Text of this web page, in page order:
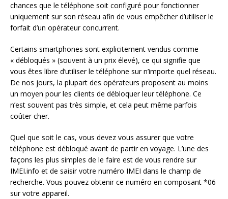
chances que le téléphone soit configuré pour fonctionner
uniquement sur son réseau afin de vous empêcher d’utiliser le
forfait d’un opérateur concurrent.
Certains smartphones sont explicitement vendus comme
« débloqués » (souvent à un prix élevé), ce qui signifie que
vous êtes libre d’utiliser le téléphone sur n’importe quel réseau.
De nos jours, la plupart des opérateurs proposent au moins
un moyen pour les clients de débloquer leur téléphone. Ce
n’est souvent pas très simple, et cela peut même parfois
coûter cher.
Quel que soit le cas, vous devez vous assurer que votre
téléphone est débloqué avant de partir en voyage. L’une des
façons les plus simples de le faire est de vous rendre sur
IMEI.info et de saisir votre numéro IMEI dans le champ de
recherche. Vous pouvez obtenir ce numéro en composant *06
sur votre appareil.